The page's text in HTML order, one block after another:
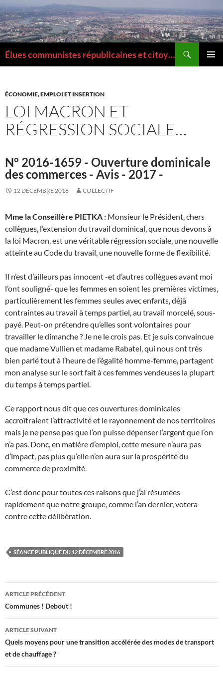
Aller
au
contenu
Élues communistes républicaines et citoyennes de la Métropole de Lyon
ÉCONOMIE, EMPLOI ET INSERTION
LOI MACRON ET
RÉGRESSION SOCIALE…
N° 2016-1659 - Ouverture dominicale
des commerces - Avis - 2017 -
12 DÉCEMBRE 2016 COLLECTIF
Mme la Conseillère PIETKA : Monsieur le Président, chers
collègues, l’extension du travail dominical, que nous devons à
la loi Macron, est une véritable régression sociale, une nouvelle
atteinte au Code du travail, une nouvelle forme de flexibilité.
Il n’est d’ailleurs pas innocent -et d’autres collègues avant moi
l’ont souligné- que les femmes en soient les premières victimes,
particulièrement les femmes seules avec enfants, déjà
contraintes au travail à temps partiel, au travail morcelé, sous-
payé. Peut-on prétendre qu’elles sont volontaires pour
travailler le dimanche ? Je ne le crois pas. Et je suis convaincue
que madame Vullien et madame Rabatel, qui nous ont très
bien parlé tout à l’heure de l’égalité homme-femme, partagent
mon analyse sur le sort fait à ces femmes vendeuses la plupart
du temps à temps partiel.
Ce rapport nous dit que ces ouvertures dominicales
accroîtraient l’attractivité et le rayonnement de nos territoires
mais je ne pense pas que l’on puisse dépenser l’argent que l’on
n’a pas. Donc, en matière d’emploi, cette mesure n’aura pas
d’impact, pas plus qu’elle n’en aura sur la prospérité du
commerce de proximité.
C’est donc pour toutes ces raisons que j’ai résumées
rapidement que notre groupe, comme l’an dernier, votera
contre cette délibération.
SÉANCE PUBLIQUE DU 12 DÉCEMBRE 2016
Navigation
des
articles
ARTICLE PRÉCÉDENT
Communes ! Debout !
ARTICLE SUIVANT
Quels moyens pour une transition accélérée des modes de transport
et de chauffage ?